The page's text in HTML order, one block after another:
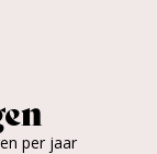
per jaar